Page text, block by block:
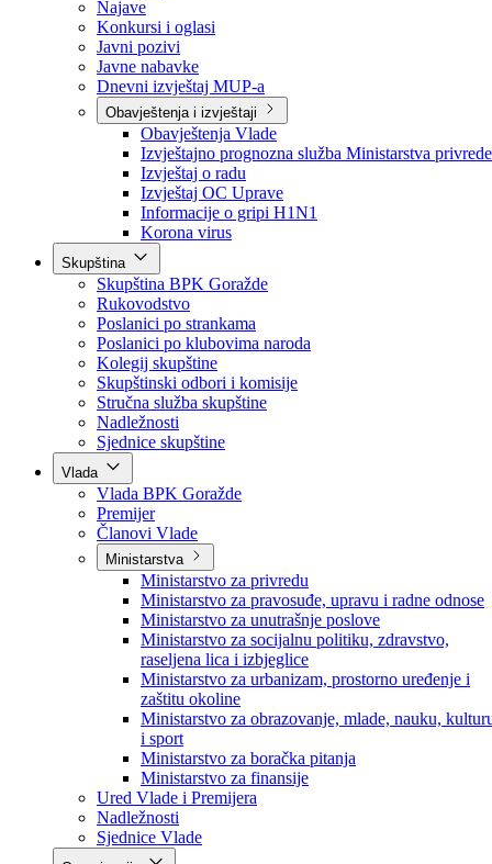
Aktuelno
Sve vijesti
Izdvojeno
Najave
Konkursi i oglasi
Javni pozivi
Javne nabavke
Dnevni izvještaj MUP-a
Obavještenja i izvještaji
Obavještenja Vlade
Izvještajno prognozna služba Ministarstva privrede
Izvještaj o radu
Izvještaj OC Uprave
Informacije o gripi H1N1
Korona virus
Skupština
Skupština BPK Goražde
Rukovodstvo
Poslanici po strankama
Poslanici po klubovima naroda
Kolegij skupštine
Skupštinski odbori i komisije
Stručna služba skupštine
Nadležnosti
Sjednice skupštine
Vlada
Vlada BPK Goražde
Premijer
Članovi Vlade
Ministarstva
Ministarstvo za privredu
Ministarstvo za pravosuđe, upravu i radne odnose
Ministarstvo za unutrašnje poslove
Ministarstvo za socijalnu politiku, zdravstvo,
raseljena lica i izbjeglice
Ministarstvo za urbanizam, prostorno uređenje i
zaštitu okoline
Ministarstvo za obrazovanje, mlade, nauku,
i sport
Ministarstvo za boračka pitanja
Ministarstvo za finansije
Ured Vlade i Premijera